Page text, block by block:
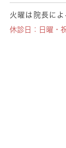
火曜は院長に
休診日：日曜・